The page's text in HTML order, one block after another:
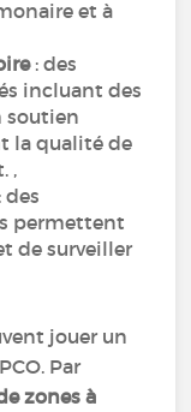
et à
: des
incluant des
soutien
la qualité de
,
des
permettent
de surveiller
jouer un
Par
zones à